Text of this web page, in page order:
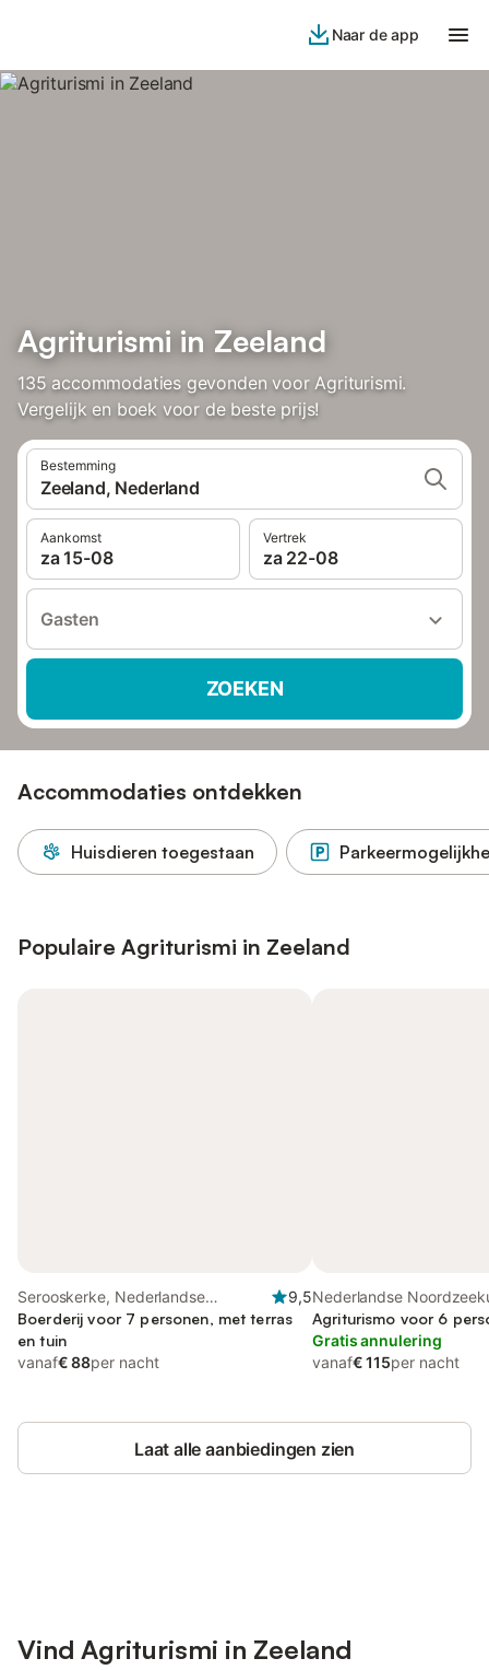
Naar de app
Agriturismi in Zeeland
135 accommodaties gevonden voor Agriturismi.
Vergelijk en boek voor de beste prijs!
Bestemming
Zeeland, Nederland
Aankomst
za 15-08
Vertrek
za 22-08
Gasten
ZOEKEN
Accommodaties ontdekken
Huisdieren toegestaan
Populaire Agriturismi in Zeeland
Serooskerke, Nederlandse
Noordzeekust
9,5
Boerderij voor 7 personen, met terras
en tuin
vanaf€ 88per nacht
Nederlandse
Zeeland
Agriturismo voor 6
Gratis annulering
vanaf€ 115per nacht
Laat alle aanbiedingen zien
Vind Agriturismi in Zeeland